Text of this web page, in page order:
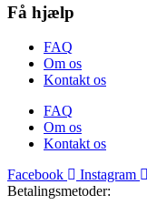
Få hjælp
FAQ
Om os
Kontakt os
FAQ
Om os
Kontakt os
Facebook
Instagram
Betalingsmetoder: